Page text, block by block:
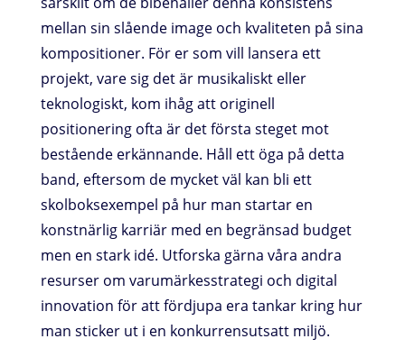
mellan sin slående image och kvaliteten på sina
kompositioner. För er som vill lansera ett
projekt, vare sig det är musikaliskt eller
teknologiskt, kom ihåg att originell
positionering ofta är det första steget mot
bestående erkännande. Håll ett öga på detta
band, eftersom de mycket väl kan bli ett
skolboksexempel på hur man startar en
konstnärlig karriär med en begränsad budget
men en stark idé. Utforska gärna våra andra
resurser om varumärkesstrategi och digital
innovation för att fördjupa era tankar kring hur
man sticker ut i en konkurrensutsatt miljö.